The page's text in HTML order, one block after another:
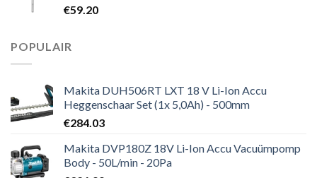
€59.20
POPULAIR
Makita DUH506RT LXT 18 V Li-Ion Accu
Heggenschaar Set (1x 5,0Ah) - 500mm
€284.03
Makita DVP180Z 18V Li-Ion Accu Vacuümpomp
Body - 50L/min - 20Pa